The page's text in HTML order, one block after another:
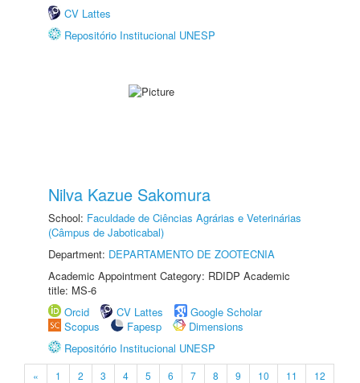
CV Lattes
Repositório Institucional UNESP
Nilva Kazue Sakomura
School: Faculdade de Ciências Agrárias e Veterinárias
(Câmpus de Jaboticabal)
Department: DEPARTAMENTO DE ZOOTECNIA
Academic Appointment Category: RDIDP Academic
title: MS-6
Orcid
CV Lattes
Google Scholar
Scopus
Fapesp
Dimensions
Repositório Institucional UNESP
« 1 2 3 4 5 6 7 8 9 10 11
12